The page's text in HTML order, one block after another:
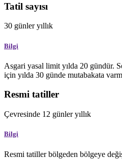
Tatil sayısı
30 günleryıllık
Bilgi
Asgari yasal limit yılda 20 gündür.
için yılda 30 günde mutabakata
Resmi tatiller
Çevresinde 12 günleryıllık
Bilgi
Resmi tatiller bölgeden bölgeye